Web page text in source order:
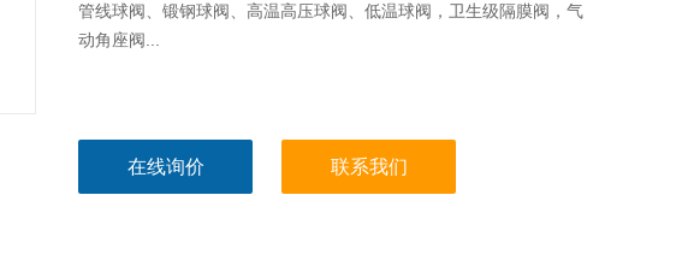
管线球阀、锻钢球阀、高温高压球阀、低温球阀，卫生级隔膜阀，气
动角座阀...
在线询价 联系我们